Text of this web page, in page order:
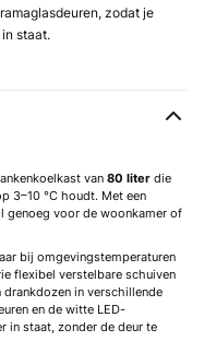
zodat je
staat.
van 80 liter die
3–10 °C houdt. Met een
genoeg voor de woonkamer of
bij omgevingstemperaturen
flexibel verstelbare schuiven
in verschillende
en de witte LED-
in staat, zonder de deur te